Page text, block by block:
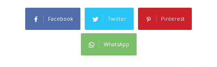
Facebook Twitter Pinterest
WhatsApp